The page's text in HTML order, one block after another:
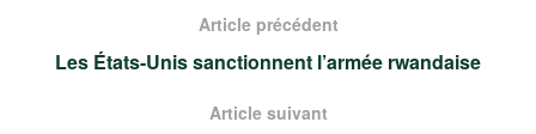
Article précédent
Les États-Unis sanctionnent l’armée rwandaise
Article suivant